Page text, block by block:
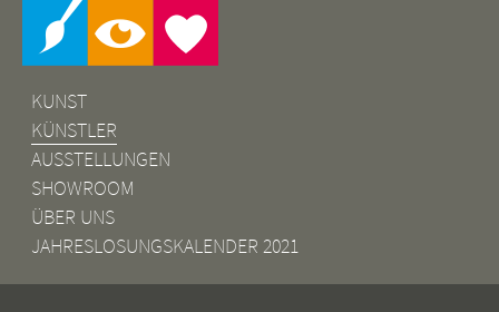
KUNST
KÜNSTLER
AUSSTELLUNGEN
SHOWROOM
ÜBER UNS
JAHRESLOSUNGSKALENDER 2021